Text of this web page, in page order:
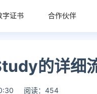
字证书 合作伙伴
的详细
阅读：454